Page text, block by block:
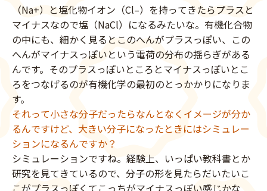
（Na+）と塩化物イオン（Cl–）を持ってきたらプラスと
マイナスなので塩（NaCl）になるみたいな。有機化合物
の中にも、細かく見るとこのへんがプラスっぽい、この
へんがマイナスっぽいという電荷の分布の揺らぎがある
んです。そのプラスっぽいところとマイナスっぽいとこ
ろをつなげるのが有機化学の最初のとっかかりになりま
す。
それって小さな分子だったらなんとなくイメージが分か
るんですけど、大きい分子になったときにはシミュレー
ションになるんですか？
シミュレーションですね。経験上、いっぱい教科書とか
研究を見てきているので、分子の形を見たらだいたいこ
こがプラスっぽくてこっちがマイナスっぽい感じかな